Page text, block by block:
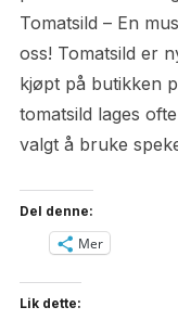
Tomatsild – En
oss! Tomatsild er
kjøpt på butikken
tomatsild lages
valgt å bruke
Del denne:
Mer
Lik dette: